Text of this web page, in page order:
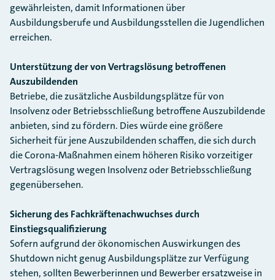
gewährleisten, damit Informationen über
Ausbildungsberufe und Ausbildungsstellen die Jugendlichen
erreichen.
Unterstützung der von Vertragslösung betroffenen
Auszubildenden
Betriebe, die zusätzliche Ausbildungsplätze für von
Insolvenz oder Betriebsschließung betroffene Auszubildende
anbieten, sind zu fördern. Dies würde eine größere
Sicherheit für jene Auszubildenden schaffen, die sich durch
die Corona-Maßnahmen einem höheren Risiko vorzeitiger
Vertragslösung wegen Insolvenz oder Betriebsschließung
gegenübersehen.
Sicherung des Fachkräftenachwuchses durch
Einstiegsqualifizierung
Sofern aufgrund der ökonomischen Auswirkungen des
Shutdown nicht genug Ausbildungsplätze zur Verfügung
stehen, sollten Bewerberinnen und Bewerber ersatzweise in